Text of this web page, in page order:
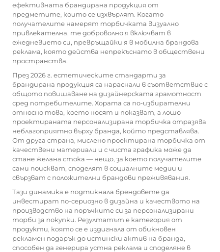
ефективната брандирана продукция от
предметите, които се изхвърлят. Когато
получателите намерят торбичката визуално
привлекателна, те доброволно я включват в
ежедневието си, превръщайки я в мобилна брандова
реклама, която действа непрекъснато в обществени
пространства.
През 2026 г. естетическите стандарти за
брандирана продукция са нараснали в съответствие с
общото повишаване на дизайнерската грамотност
сред потребителите. Хората са по-избирателни
относно това, което носят и показват, а лошо
проектираната персонализирана торбичка отразява
неблагоприятно върху бранда, който представлява.
От друга страна, мислено проектирана торбичка от
качествени материали и с чиста графика може да
стане желана стока — нещо, за което получателите
сами поискват, споделят в социалните медии и
свързват с положителни брандови преживявания.
Тази динамика е подтикнала брендовете да
инвестират по-сериозно в дизайна и качеството на
производство на поръчките си за персонализирани
торби за покупки. Резултатът е категория от
продукти, която се е издигнала от обикновен
рекламен подарък до истински актив на бранда,
способен да генерира устна реклама и споделяне в